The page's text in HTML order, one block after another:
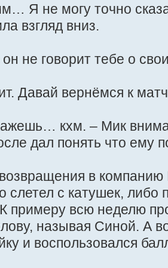
Я не могу точно
взгляд вниз.
не говорит тебе о
Давай вернёмся к
кхм. – Мик
дал понять что ему
в
слетел с катушек, либо
примеру всю неделю
называя Синой. А
и воспользовался